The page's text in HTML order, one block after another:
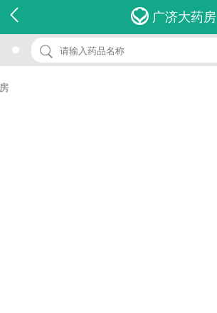
广济大药房
名 称：碘酊
品 牌：(康神)
规 格：20ml
价 格：￥0.00
批准文号：国药准字H13021596